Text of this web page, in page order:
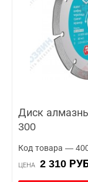
Диск
300
Код товара —
ЦЕНА 2 310